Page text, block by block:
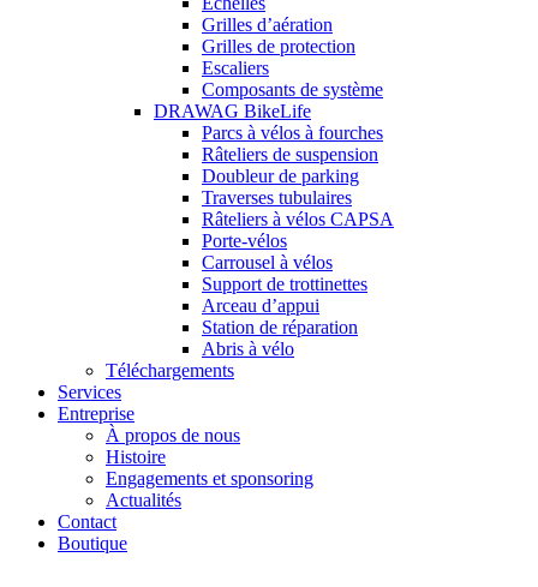
Grilles d’aération
Grilles de protection
Escaliers
Composants de système
DRAWAG BikeLife
Parcs à vélos à fourches
Râteliers de suspension
Doubleur de parking
Traverses tubulaires
Râteliers à vélos CAPSA
Porte-vélos
Carrousel à vélos
Support de trottinettes
Arceau d’appui
Station de réparation
Abris à vélo
Téléchargements
Services
Entreprise
À propos de nous
Histoire
Engagements et sponsoring
Actualités
Contact
Boutique